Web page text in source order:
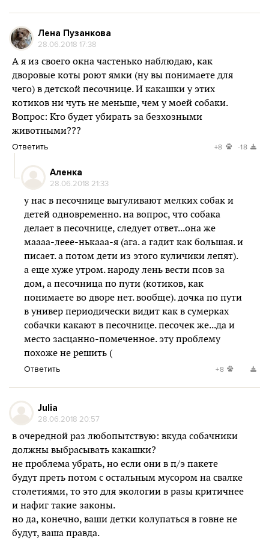
Лена Пузанкова
28.06.2018 17:38
А я из своего окна частенько наблюдаю, как
дворовые коты роют ямки (ну вы понимаете для
чего) в детской песочнице. И какашки у этих
котиков ни чуть не меньше, чем у моей собаки.
Вопрос: Кто будет убирать за безхозными
животными???
Ответить +8 -18
Аленка
28.06.2018 21:33
у нас в песочнице выгуливают мелких собак и
детей одновременно. на вопрос, что собака
делает в песочнице, следует ответ...она же
маааа-леее-нькааа-я (ага. а гадит как большая. и
писает. а потом дети из этого куличики лепят).
а еще хуже утром. народу лень вести псов за
дом, а песочница по пути (котиков, как
понимаете во дворе нет. вообще). дочка по пути
в универ периодически видит как в сумерках
собачки какают в песочнице. песочек же...да и
место засцанно-помеченное. эту проблему
похоже не решить (
Ответить +8
Julia
28.06.2018 20:57
в очередной раз любопытствую: вкуда собачники
должны выбрасывать какашки?
не проблема убрать, но если они в п/э пакете
будут преть потом с остальным мусором на свалке
столетиями, то это для экологии в разы критичнее
и нафиг такие законы.
но да, конечно, ваши детки колупаться в говне не
будут, ваша правда.